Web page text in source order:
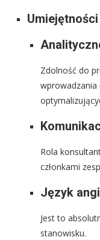
Zdolność do
Rola
członkami
Język
Jest to
stanowisku.